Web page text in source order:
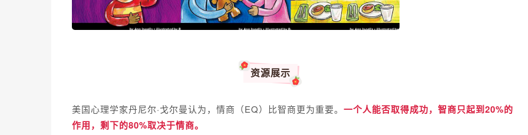
资源展示
美国心理学家丹尼尔·戈尔曼认为，情商（EQ）比智商更为重要。 一个人能否取得成功，智商只起到20%的
作用，剩下的80%取决于情商。